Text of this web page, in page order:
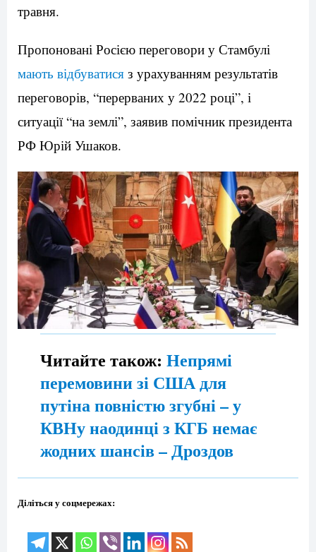
травня.
Пропоновані Росією переговори у Стамбулі
мають відбуватися з урахуванням результатів
переговорів, “перерваних у 2022 році”, і
ситуації “на землі”, заявив помічник президента
РФ Юрій Ушаков.
Читайте також: Непрямі
перемовини зі США для
путіна повністю згубні – у
КВНу наодинці з КГБ немає
жодних шансів – Дроздов
Діліться у соцмережах: